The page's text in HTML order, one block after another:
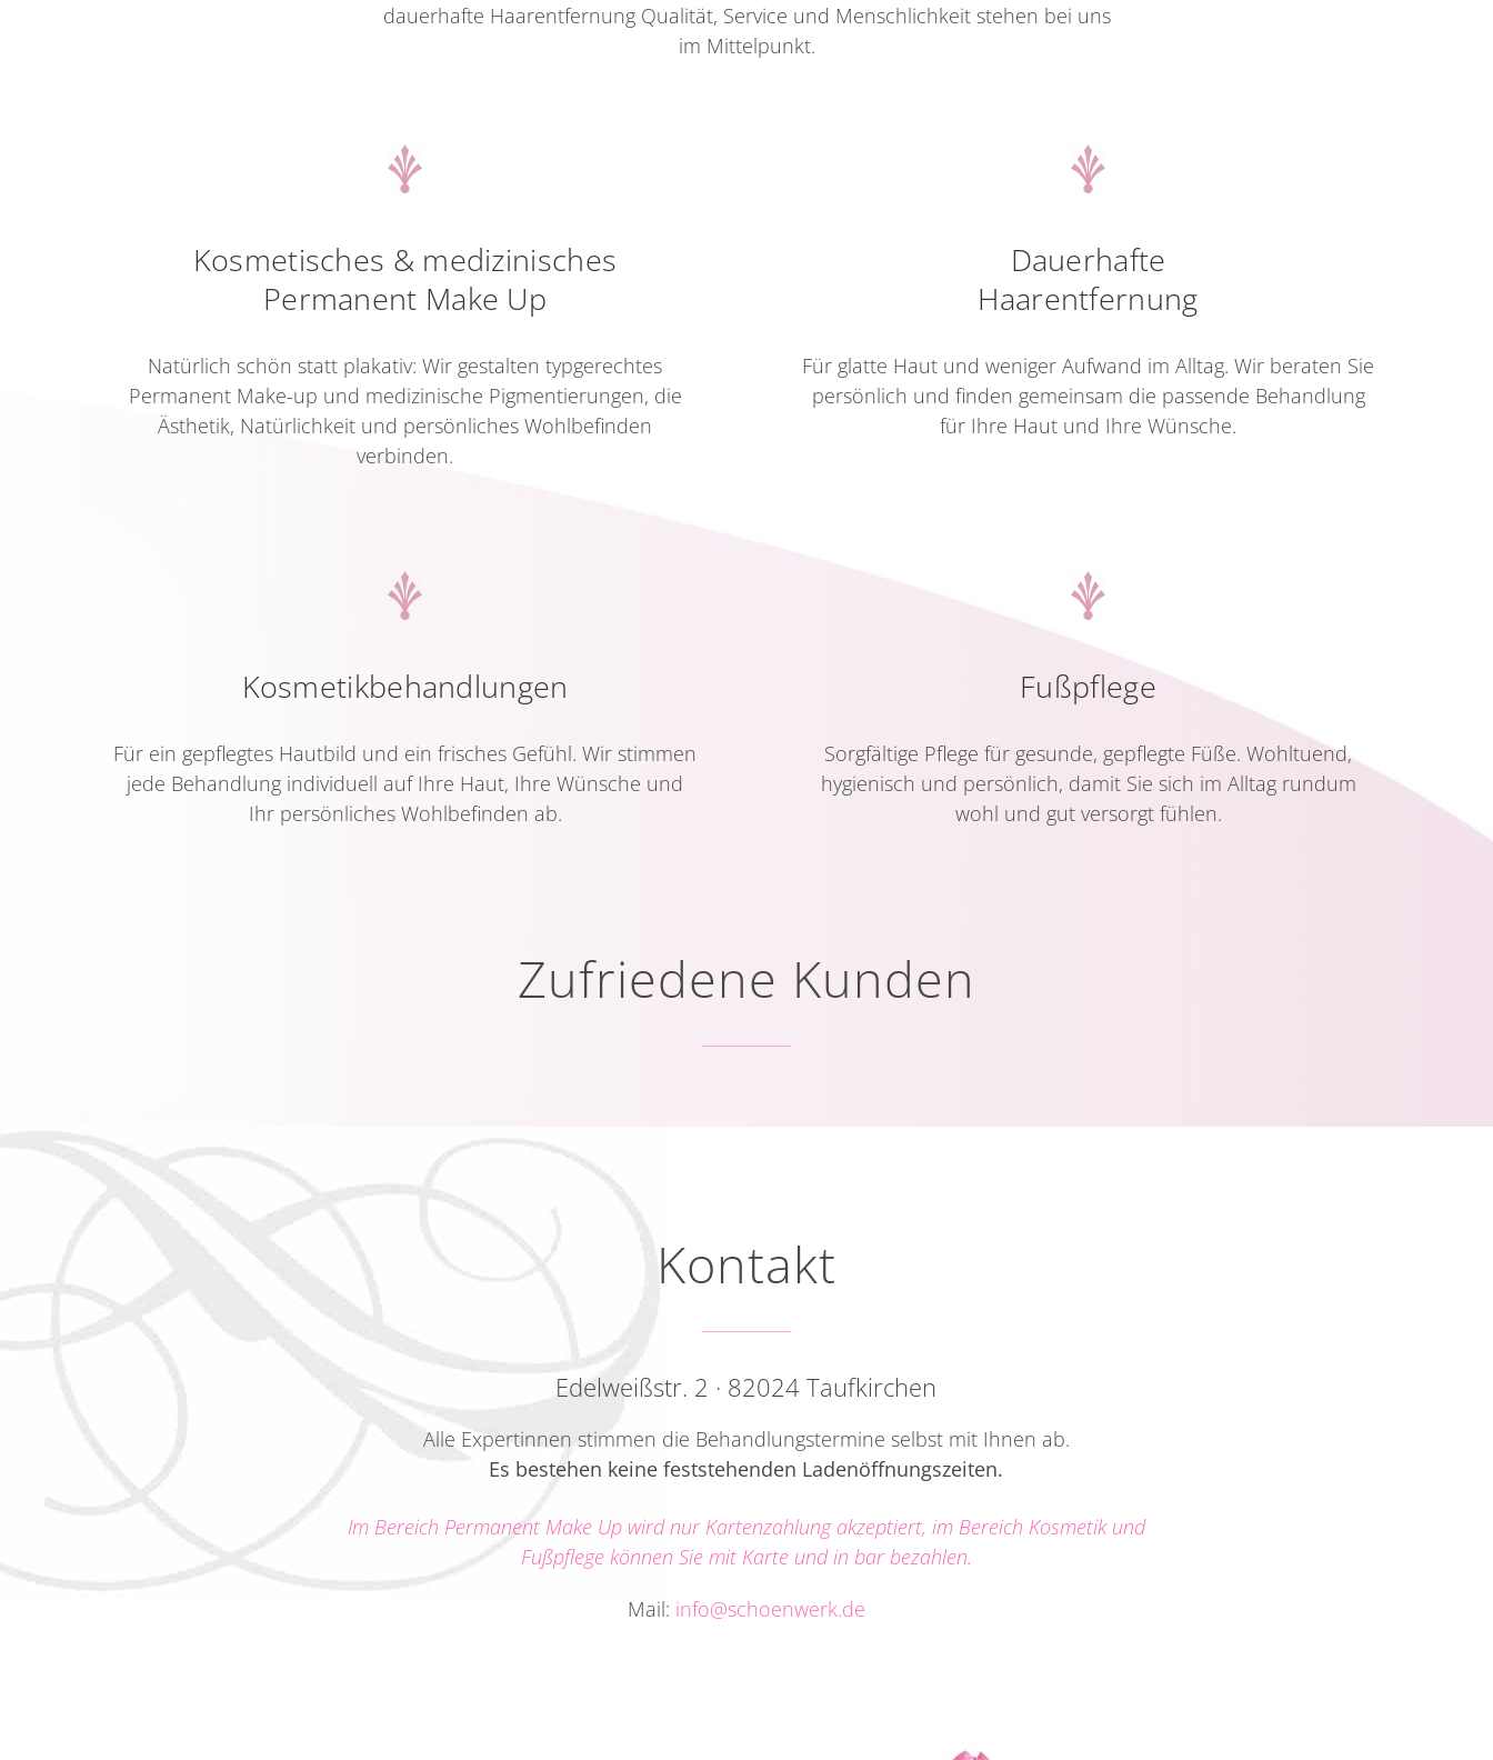
dauerhafte Haarentfernung Qualität, Service und Menschlichkeit stehen bei uns
im Mittelpunkt.
Kosmetisches & medizinisches
Permanent Make Up
Natürlich schön statt plakativ: Wir gestalten typgerechtes
Permanent Make-up und medizinische Pigmentierungen, die
Ästhetik, Natürlichkeit und persönliches Wohlbefinden
verbinden.
Dauerhafte
Haarentfernung
Für glatte Haut und weniger Aufwand im Alltag. Wir beraten Sie
persönlich und finden gemeinsam die passende Behandlung
für Ihre Haut und Ihre Wünsche.
Kosmetikbehandlungen
Für ein gepflegtes Hautbild und ein frisches Gefühl. Wir stimmen
jede Behandlung individuell auf Ihre Haut, Ihre Wünsche und
Ihr persönliches Wohlbefinden ab.
Fußpflege
Sorgfältige Pflege für gesunde, gepflegte Füße. Wohltuend,
hygienisch und persönlich, damit Sie sich im Alltag rundum
wohl und gut versorgt fühlen.
Zufriedene Kunden
Kontakt
Edelweißstr. 2 · 82024 Taufkirchen
Alle Expertinnen stimmen die Behandlungstermine selbst mit Ihnen ab.
Es bestehen keine feststehenden Ladenöffnungszeiten.
Im Bereich Permanent Make Up wird nur Kartenzahlung akzeptiert, im Bereich Kosmetik und
Fußpflege können Sie mit Karte und in bar bezahlen.
Mail: info@schoenwerk.de